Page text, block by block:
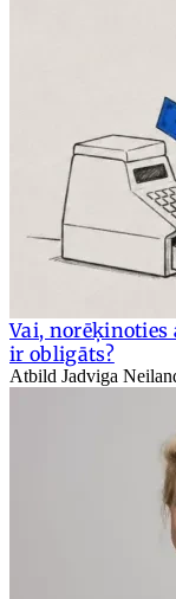
Vai, norēķinoties
ir obligāts?
Atbild Jadviga